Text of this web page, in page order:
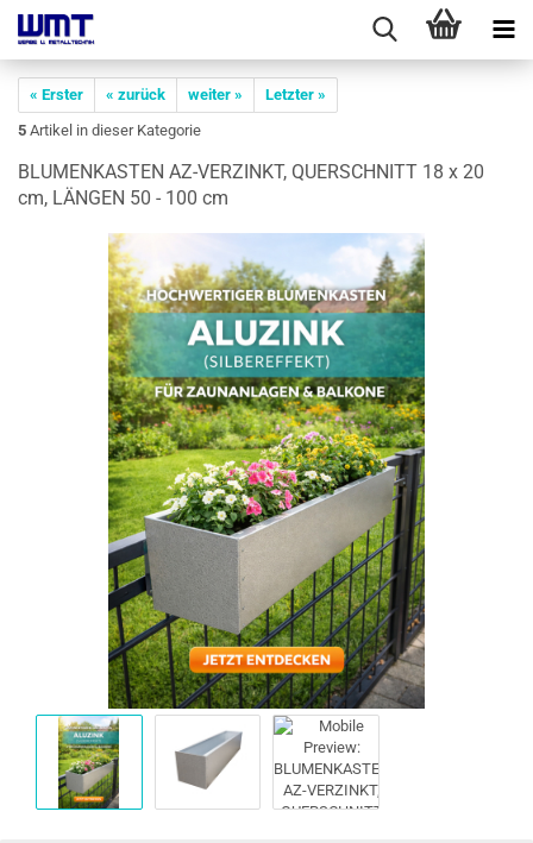
« Erster « zurück weiter »
Letzter »
5 Artikel in dieser Kategorie
BLU­MEN­KAS­TEN AZ-​VERZINKT, QUER­SCHNITT 18 x 20
cm, LÄN­GEN 50 - 100 cm